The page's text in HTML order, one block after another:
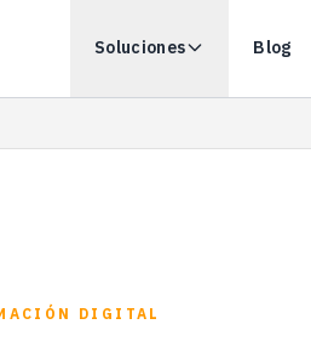
Soluciones Blog
DIGITAL